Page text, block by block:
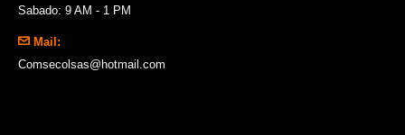
Sabado: 9 AM - 1 PM
Mail:
Comsecolsas@hotmail.com